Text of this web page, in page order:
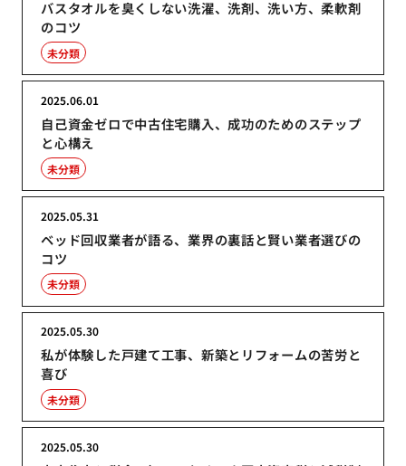
バスタオルを臭くしない洗濯、洗剤、洗い方、柔軟剤
のコツ
未分類
自己資金ゼロで中古住宅購入、成功のためのステップ
と心構え
2025.06.01
未分類
ベッド回収業者が語る、業界の裏話と賢い業者選びの
コツ
2025.05.31
未分類
私が体験した戸建て工事、新築とリフォームの苦労と
喜び
2025.05.30
未分類
2025.05.30